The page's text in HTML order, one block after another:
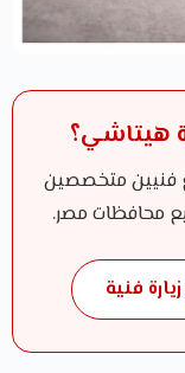
هيتاشي؟
فنيين متخصصين
محافظات مصر.
فنية